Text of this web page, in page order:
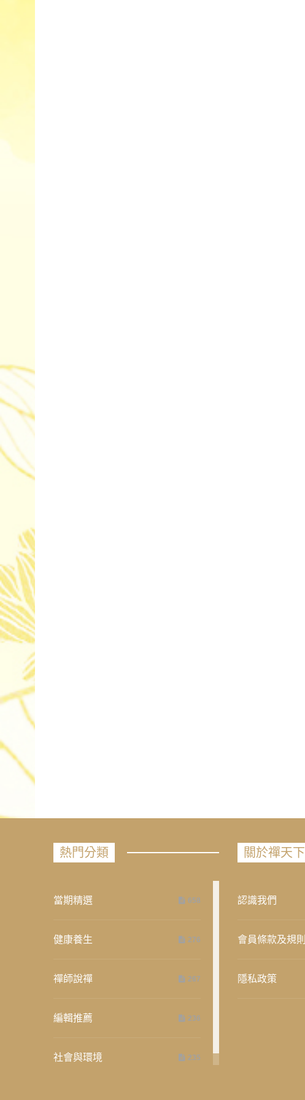
熱門分類
當期精選 658
健康養生 276
禪師說禪 267
編輯推薦 236
社會與環境 235
關於禪天下
認識我們
會員條款及規則
隱私政策